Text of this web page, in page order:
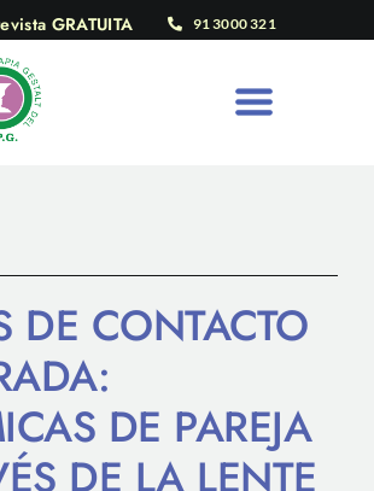
GRATUITA 91 3000 321
DE CONTACTO
DE PAREJA
DE LA LENTE